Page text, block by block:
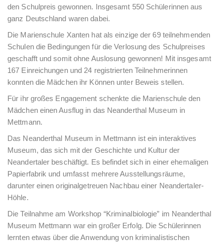
den Schulpreis gewonnen. Insgesamt 550 Schülerinnen aus
ganz Deutschland waren dabei.
Die Marienschule Xanten hat als einzige der 69 teilnehmenden
Schulen die Bedingungen für die Verlosung des Schulpreises
geschafft und somit ohne Auslosung gewonnen! Mit insgesamt
167 Einreichungen und 24 registrierten Teilnehmerinnen
konnten die Mädchen ihr Können unter Beweis stellen.
Für ihr großes Engagement schenkte die Marienschule den
Mädchen einen Ausflug in das Neanderthal Museum in
Mettmann.
Das Neanderthal Museum in Mettmann ist ein interaktives
Museum, das sich mit der Geschichte und Kultur der
Neandertaler beschäftigt. Es befindet sich in einer ehemaligen
Papierfabrik und umfasst mehrere Ausstellungsräume,
darunter einen originalgetreuen Nachbau einer Neandertaler-
Höhle.
Die Teilnahme am Workshop “Kriminalbiologie” im Neanderthal
Museum Mettmann war ein großer Erfolg. Die Schülerinnen
lernten etwas über die Anwendung von kriminalistischen